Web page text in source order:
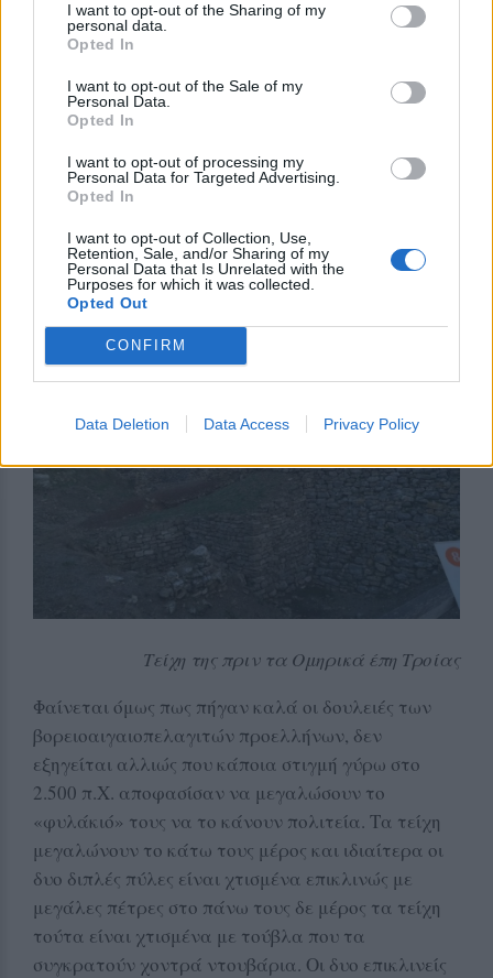
I want to opt-out of the Sharing of my
personal data.
Opted In
I want to opt-out of the Sale of my
Personal Data.
Opted In
I want to opt-out of processing my
Personal Data for Targeted Advertising.
Opted In
I want to opt-out of Collection, Use,
Retention, Sale, and/or Sharing of my
Personal Data that Is Unrelated with the
Purposes for which it was collected.
Opted Out
CONFIRM
Data Deletion Data Access Privacy Policy
τεχνογνωσία της εποχής που ‘ταν κτήμα του
πολιτισμού στον Εύξεινο Πόντο.
Προκεχωρημένο φυλάκιο του πολιτισμού των
προελλήνων του βόρειου Αιγαίου λένε κάποιοι πως
ήταν ετούτη η μικρούλα πρώτη Τροία Ι όπως την
αποκαλούν οι αρχαιολόγοι εκεί στα τέλη περίπου
γύρω γύρω από ένα μικρό ανάκτορο και σπίτια
δίχωρα χτισμένα με ωμά τούβλα που πατούσαν
πάνω σε πέτρινα θεμέλια.
Τείχη της πριν τα Ομηρικά έπη Τροίας
Φαίνεται όμως πως πήγαν καλά οι δουλειές των
βορειοαιγαιοπελαγιτών προελλήνων, δεν
εξηγείται αλλιώς που κάποια στιγμή γύρω στο
2.500 π.Χ. αποφασίσαν να μεγαλώσουν το
«φυλάκιό» τους να το κάνουν πολιτεία. Τα τείχη
μεγαλώνουν το κάτω τους μέρος και ιδιαίτερα οι
δυο διπλές πύλες είναι χτισμένα επικλινώς με
μεγάλες πέτρες στο πάνω τους δε μέρος τα τείχη
τούτα είναι χτισμένα με τούβλα που τα
συγκρατούν χοντρά ντουβάρια. Οι δυο επικλινείς